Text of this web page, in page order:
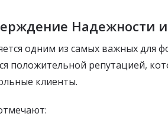
Надежности и
одним из самых важных для
положительной репутацией,
клиенты.